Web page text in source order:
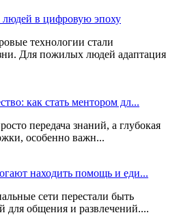
в цифровую эпоху
технологии стали
Для пожилых людей адаптация
как стать ментором дл...
передача знаний, а глубокая
особенно важн...
находить помощь и еди...
сети перестали быть
для общения и развлечений....